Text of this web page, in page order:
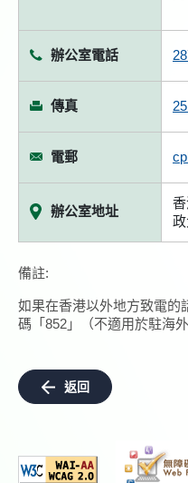
辦公室電話
傳真
電郵
辦公室地址
備註:
如果在香港以外地方致電的
碼「852」（不適用於駐海
返回